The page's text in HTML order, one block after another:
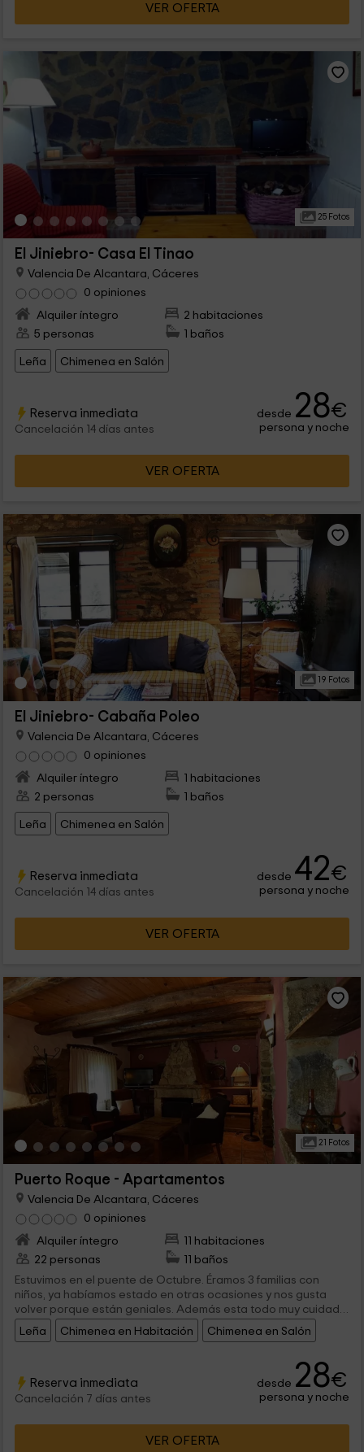
VER OFERTA
25 Fotos
El Jiniebro- Casa El Tinao
Valencia De Alcantara, Cáceres
0 opiniones
Alquiler íntegro
2 habitaciones
5 personas
1 baños
Leña Chimenea en Salón
Reserva inmediata
Cancelación 14 días antes
desde 28€
persona y noche
VER OFERTA
19 Fotos
El Jiniebro- Cabaña Poleo
Valencia De Alcantara, Cáceres
0 opiniones
Alquiler íntegro
1 habitaciones
2 personas
1 baños
Leña Chimenea en Salón
Reserva inmediata
Cancelación 14 días antes
desde 42€
persona y noche
VER OFERTA
21 Fotos
Puerto Roque - Apartamentos
Valencia De Alcantara, Cáceres
0 opiniones
Alquiler íntegro
11 habitaciones
22 personas
11 baños
Estuvimos en el puente de Octubre. Éramos 3 familias con
niños, ya habíamos estado en otras ocasiones y nos gusta
volver porque están geniales. Además esta todo muy cuidado,
y el jardín es estupendo. Es más, se respira una serenidad
indescriptible y los alerededores son estupendos, hay muchos
obras, pero bueno ya iremos de nuevo para probarlo. El trato
de los dueños fue estupendo, y los desayunos caseros
riquísimos.
Leña Chimenea en Habitación Chimenea en Salón
Reserva inmediata
Cancelación 7 días antes
desde 28€
persona y noche
VER OFERTA